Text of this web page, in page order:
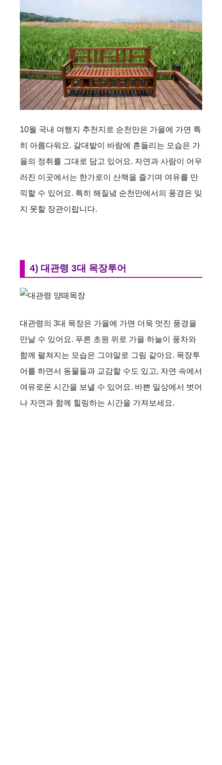
10월 국내 여행지 추천지로 순천만은 가을에 가면 특
히 아름다워요. 갈대밭이 바람에 흔들리는 모습은 가
을의 정취를 그대로 담고 있어요. 자연과 사람이 어우
러진 이곳에서는 한가로이 산책을 즐기며 여유를 만
끽할 수 있어요. 특히 해질녘 순천만에서의 풍경은 잊
지 못할 장관이랍니다.
4) 대관령 3대 목장투어
대관령의 3대 목장은 가을에 가면 더욱 멋진 풍경을
만날 수 있어요. 푸른 초원 위로 가을 하늘이 풍차와
함께 펼쳐지는 모습은 그야말로 그림 같아요. 목장투
어를 하면서 동물들과 교감할 수도 있고, 자연 속에서
여유로운 시간을 보낼 수 있어요. 바쁜 일상에서 벗어
나 자연과 함께 힐링하는 시간을 가져보세요.